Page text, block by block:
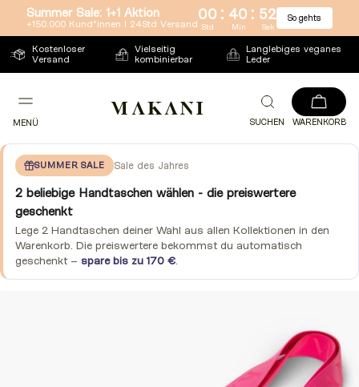
Direkt
zum
Inhalt
Summer Sale: 1+1 Aktion
+150.000 Kund*innen l 24Std Versand
00 : 40 : 51
Std Min Sek
So gehts
Kostenloser
Versand
Vielseitig
kombinierbar
Langlebiges veganes
Leder
MENÜ SUCHEN WARENKORB
SUMMER SALE Sale des Jahres
2 beliebige Handtaschen wählen - die preiswertere
geschenkt
Lege 2 Handtaschen deiner Wahl aus allen Kollektionen in den
Warenkorb. Die preiswertere bekommst du automatisch
geschenkt – spare bis zu 170 €